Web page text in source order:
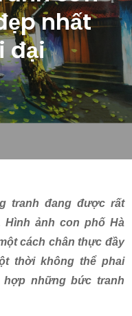
nhất
đại
tranh đang được rất
ảnh con phố Hà
cách chân thực đầy
thời không thể phai
hợp những bức tranh